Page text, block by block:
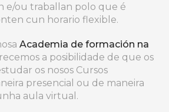
e/ou traballan polo que é
cun horario flexible.
Academia de formación na
a posibilidade de que os
os nosos Cursos
presencial ou de maneira
aula virtual.